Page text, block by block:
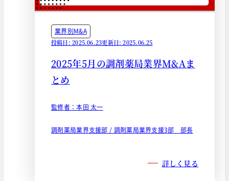
業界別M&A
投稿日: 2025.06.23更新日: 2025.06.25
2025年5月の調剤薬局業界M&Aま
とめ
監修者：本田 太一
調剤薬局業界支援部 / 調剤薬局業界支援3部 部長
詳しく見る